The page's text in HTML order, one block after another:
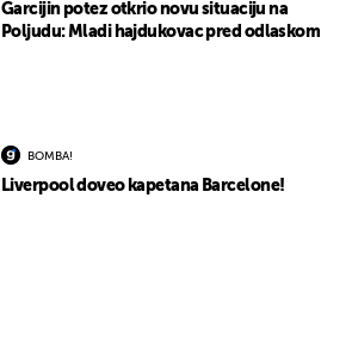
Garcijin potez otkrio novu situaciju na
Poljudu: Mladi hajdukovac pred odlaskom
BOMBA!
Liverpool doveo kapetana Barcelone!